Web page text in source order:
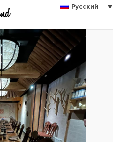
Русский